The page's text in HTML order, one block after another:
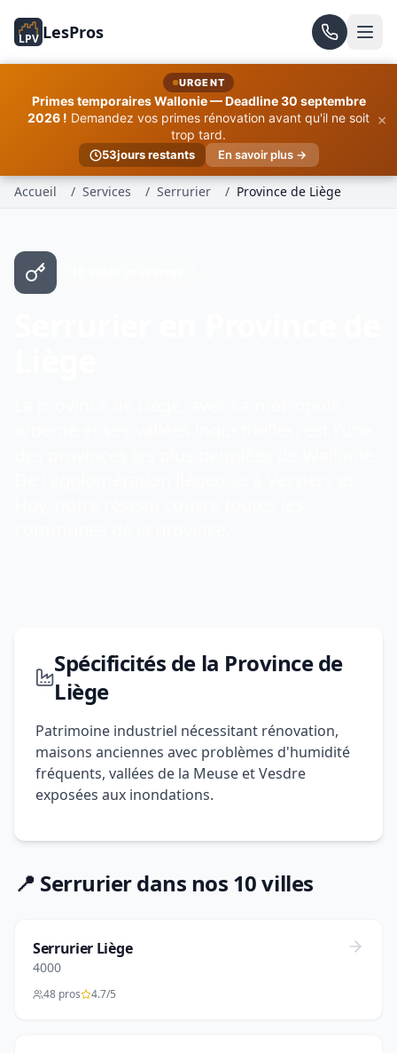
LPV LesPros
URGENT
Primes temporaires Wallonie — Deadline 30 septembre
2026 ! Demandez vos primes rénovation avant qu'il ne soit
trop tard.
53jours restants En savoir plus →
×
Accueil / Services / Serrurier / Province de Liège
Spécificités de la Province de
Liège
Patrimoine industriel nécessitant rénovation,
maisons anciennes avec problèmes d'humidité
fréquents, vallées de la Meuse et Vesdre
exposées aux inondations.
📍 Serrurier dans nos 10 villes
Serrurier Liège
4000
48 pros 4.7/5